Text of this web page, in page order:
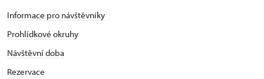
Informace pro návštěvníky
Prohlídkové okruhy
Návštěvní doba
Rezervace